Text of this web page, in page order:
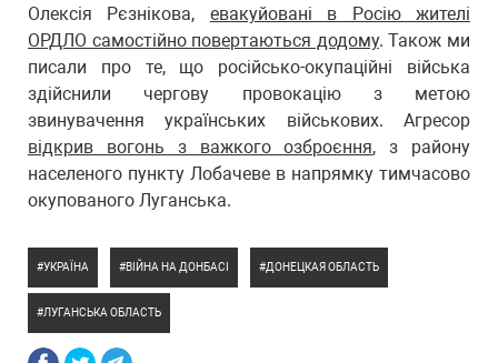
Олексія Рєзнікова, евакуйовані в Росію жителі
ОРДЛО самостійно повертаються додому. Також ми
писали про те, що російсько-окупаційні війська
здійснили чергову провокацію з метою
звинувачення українських військових. Агресор
відкрив вогонь з важкого озброєння, з району
населеного пункту Лобачеве в напрямку тимчасово
окупованого Луганська.
УКРАЇНА ВІЙНА НА ДОНБАСІ ДОНЕЦКАЯ ОБЛАСТЬ
ЛУГАНСЬКА ОБЛАСТЬ